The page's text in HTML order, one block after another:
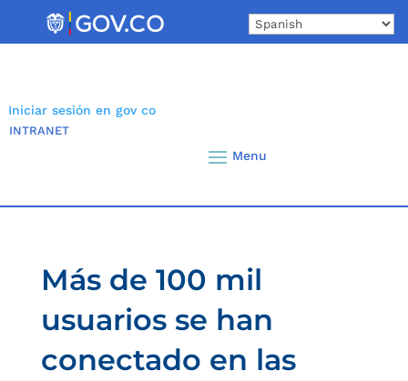
Iniciar sesión en gov co
INTRANET
Más de 100 mil
usuarios se han
conectado en las